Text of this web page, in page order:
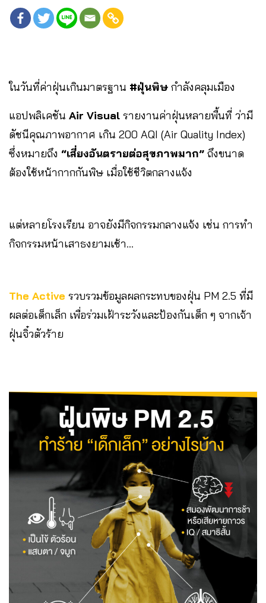
ในวันที่ค่าฝุ่นเกินมาตรฐาน #ฝุ่นพิษ กำลังคลุมเมือง
แอปพลิเคชัน Air Visual รายงานค่าฝุ่นหลายพื้นที่ ว่ามี
ดัชนีคุณภาพอากาศ เกิน 200 AQI (Air Quality Index)
ซึ่งหมายถึง “เสี่ยงอันตรายต่อสุขภาพมาก” ถึงขนาด
ต้องใช้หน้ากากกันพิษ เมื่อใช้ชีวิตกลางแจ้ง
แต่หลายโรงเรียน อาจยังมีกิจกรรมกลางแจ้ง เช่น การทำ
กิจกรรมหน้าเสาธงยามเช้า…
The Active รวบรวมข้อมูลผลกระทบของฝุ่น PM 2.5 ที่มี
ผลต่อเด็กเล็ก เพื่อร่วมเฝ้าระวังและป้องกันเด็ก ๆ จากเจ้า
ฝุ่นจิ๋วตัวร้าย